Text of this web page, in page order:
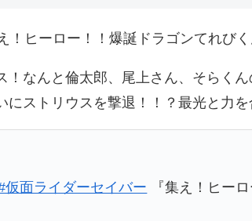
！ヒーロー！！爆誕ドラゴンてれびく
！なんと倫太郎、尾上さん、そらく
にストリウスを撃退！！？最光と力
仮面ライダーセイバー 『集え！ヒー